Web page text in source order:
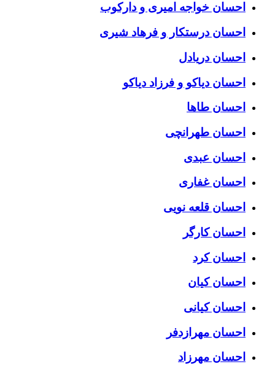
احسان خواجه امیری و دارکوب
احسان درستكار و فرهاد شيرى
احسان دریادل
احسان دیاکو و فرزاد دیاکو
احسان طاها
احسان طهرانچی
احسان عبدی
احسان غفاری
احسان قلعه نویی
احسان کارگر
احسان کرد
احسان کیان
احسان کیانی
احسان مهرازدفر
احسان مهرزاد